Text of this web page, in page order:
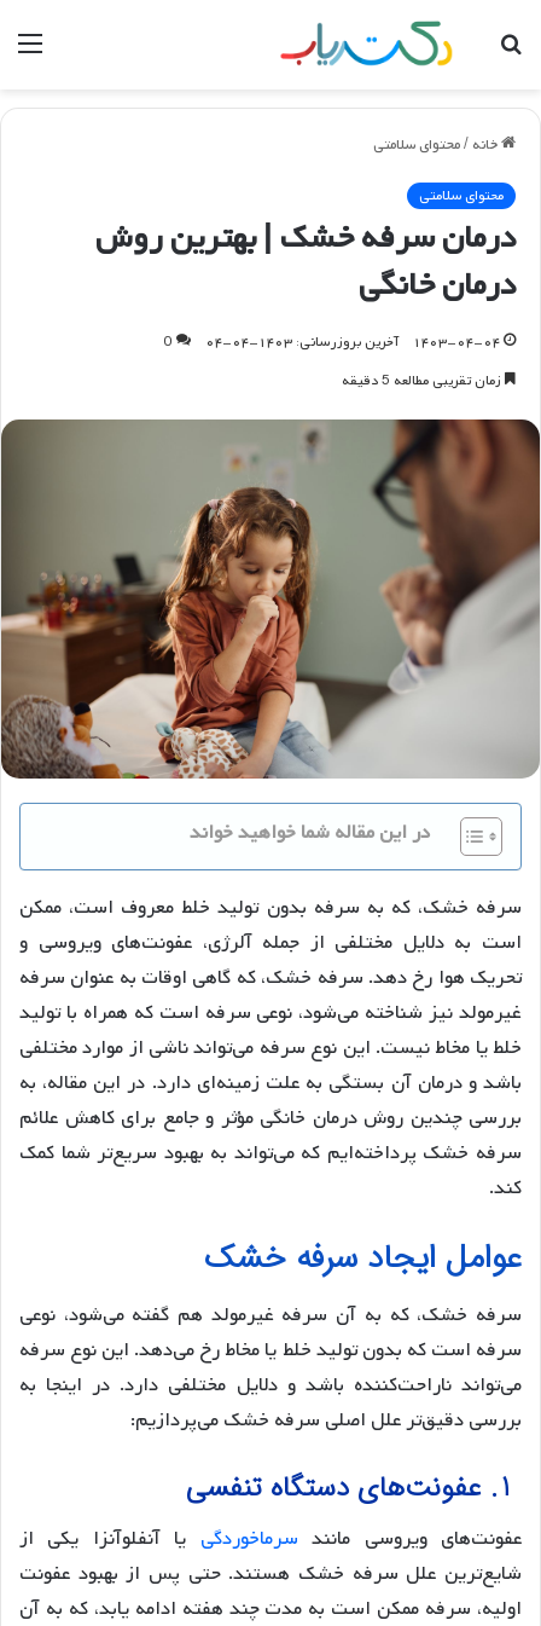
جستجو
خانه /محتوای سلامتی
محتوای سلامتی
درمان سرفه خشک | بهترین روش
درمان خانگی
۱۴۰۳-۰۴-۰۴ آخرین بروزرسانی: ۱۴۰۳-۰۴-۰۴
0
زمان تقریبی مطالعه 5 دقیقه
در این مقاله شما خواهید خواند
سرفه خشک، که به سرفه بدون تولید خلط معروف است، ممکن
است به دلایل مختلفی از جمله آلرژی، عفونت‌های ویروسی و
تحریک هوا رخ دهد. سرفه خشک، که گاهی اوقات به عنوان سرفه
غیرمولد نیز شناخته می‌شود، نوعی سرفه است که همراه با تولید
خلط یا مخاط نیست. این نوع سرفه می‌تواند ناشی از موارد مختلفی
باشد و درمان آن بستگی به علت زمینه‌ای دارد. در این مقاله، به
بررسی چندین روش درمان خانگی مؤثر و جامع برای کاهش علائم
سرفه خشک پرداخته‌ایم که می‌تواند به بهبود سریع‌تر شما کمک
کند.
عوامل ایجاد سرفه خشک
سرفه خشک، که به آن سرفه غیرمولد هم گفته می‌شود، نوعی
سرفه است که بدون تولید خلط یا مخاط رخ می‌دهد. این نوع سرفه
می‌تواند ناراحت‌کننده باشد و دلایل مختلفی دارد. در اینجا به
بررسی دقیق‌تر علل اصلی سرفه خشک می‌پردازیم:
عفونت‌های ویروسی مانند سرماخوردگی یا آنفلوآنزا یکی از
شایع‌ترین علل سرفه خشک هستند. حتی پس از بهبود عفونت
اولیه، سرفه ممکن است به مدت چند هفته ادامه یابد، که به آن